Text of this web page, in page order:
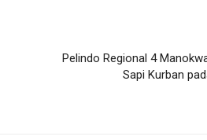
Pelindo Regional 4
Sapi Kurban